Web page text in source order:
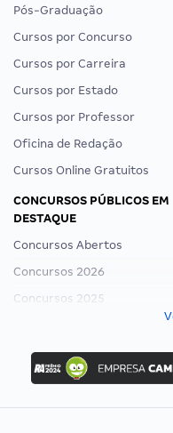
Pós-Graduação
Cursos por Concurso
Cursos por Carreira
Cursos por Estado
Cursos por Professor
Oficina de Redação
Cursos Online Gratuitos
CONCURSOS PÚBLICOS EM
DESTAQUE
Concursos Abertos
Concursos 2026
Concursos 2025
Concurso Ibama
Concurso MPU
Editais publicados